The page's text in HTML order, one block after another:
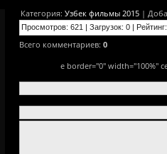
Категория: Узбек фильмы 2015 |
Просмотров: 621 | Загрузок: 0 | Рейтинг:
Всего комментариев: 0
e border="0" width="100%"